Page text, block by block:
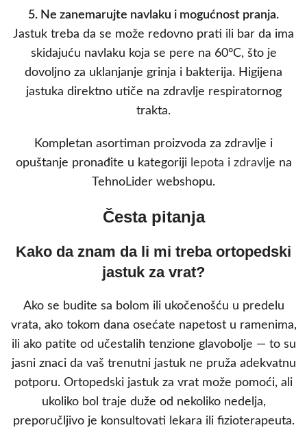
5. Ne zanemarujte navlaku i mogućnost pranja.
Jastuk treba da se može redovno prati ili bar da ima
skidajuću navlaku koja se pere na 60°C, što je
dovoljno za uklanjanje grinja i bakterija. Higijena
jastuka direktno utiče na zdravlje respiratornog
trakta.
Kompletan asortiman proizvoda za zdravlje i
opuštanje pronađite u kategoriji lepota i zdravlje na
TehnoLider webshopu.
Česta pitanja
Kako da znam da li mi treba ortopedski
jastuk za vrat?
Ako se budite sa bolom ili ukočenošću u predelu
vrata, ako tokom dana osećate napetost u ramenima,
ili ako patite od učestalih tenzione glavobolje — to su
jasni znaci da vaš trenutni jastuk ne pruža adekvatnu
potporu. Ortopedski jastuk za vrat može pomoći, ali
ukoliko bol traje duže od nekoliko nedelja,
preporučljivo je konsultovati lekara ili fizioterapeuta.